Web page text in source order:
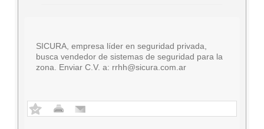
SICURA, empresa líder en seguridad privada,
busca vendedor de sistemas de seguridad para la
zona. Enviar C.V. a: rrhh@sicura.com.ar